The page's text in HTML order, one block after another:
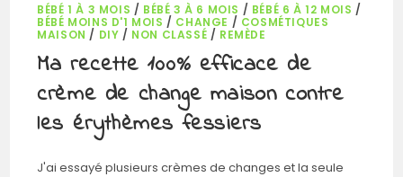
BÉBÉ 1 À 3 MOIS / BÉBÉ 3 À 6 MOIS / BÉBÉ 6 À 12 MOIS /
BÉBÉ MOINS D'1 MOIS / CHANGE / COSMÉTIQUES
MAISON / DIY / NON CLASSÉ / REMÈDE
Ma recette 100% efficace de
crème de change maison contre
les érythèmes fessiers
J'ai essayé plusieurs crèmes de changes et la seule